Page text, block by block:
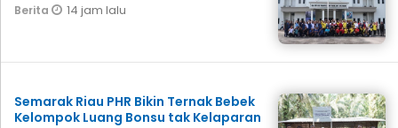
Berita 14 jam lalu
Semarak Riau PHR Bikin Ternak Bebek
Kelompok Luang Bonsu tak Kelaparan